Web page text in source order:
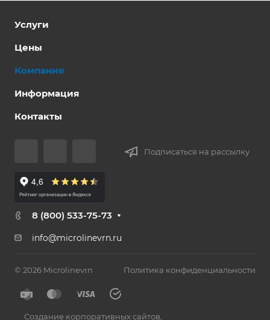
Услуги
Цены
Компания
Информация
Контакты
Подписаться на рассылку
8 (800) 533-75-73
info@microlinevrn.ru
© 2026 Microlinevrn Политика конфиденциальности
Создание корпоративных сайтов,